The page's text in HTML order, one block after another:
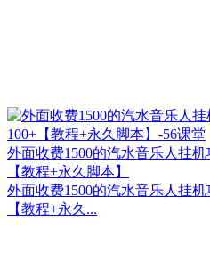
外面收费1500的汽水音乐人挂
【教程+永久脚本】
外面收费1500的汽水音乐人挂
【教程+永久...